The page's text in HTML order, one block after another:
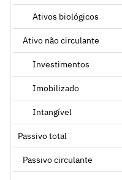
Ativos biológicos
Ativo não circulante
Investimentos
Imobilizado
Intangível
Passivo total
Passivo circulante